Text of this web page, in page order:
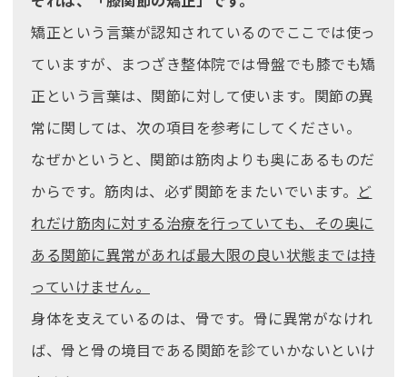
矯正という言葉が認知されているのでここでは使っ
ていますが、まつざき整体院では骨盤でも膝でも矯
正という言葉は、関節に対して使います。関節の異
常に関しては、次の項目を参考にしてください。
なぜかというと、関節は筋肉よりも奥にあるものだ
からです。筋肉は、必ず関節をまたいでいます。 ど
れだけ筋肉に対する治療を行っていても、その奥に
ある関節に異常があれば最大限の良い状態までは持
っていけません。
身体を支えているのは、骨です。骨に異常がなけれ
ば、骨と骨の境目である関節を診ていかないといけ